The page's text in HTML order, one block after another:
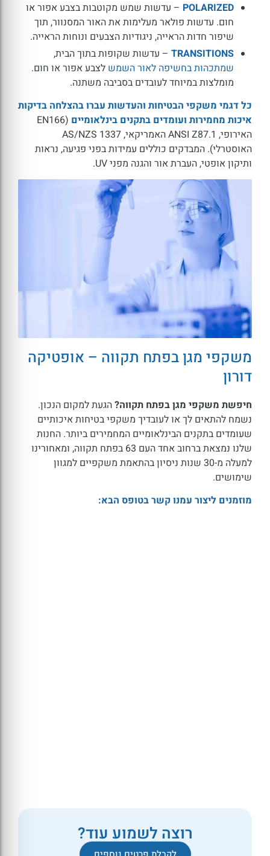
POLARIZED – עדשות שמש מקוטבות בצבע אפור או
חום. עדשות פולאר מעלימות את האור המסנוור, תוך
שיפור חדות הראייה, ניגודיות הצבעים ונוחות הראייה.
TRANSITIONS – עדשות שקופות בתוך הבית,
שמתכהות בחשיפה לאור השמש לצבע אפור או חום.
מומלצות במיוחד לעובדים בסביבה משתנה.
כל דגמי משקפי הבטיחות והעדשות עברו בהצלחה בדיקות
איכות מחמירות ועומדים בתקנים בינלאומיים (EN166
האירופי, ANSI Z87.1 האמריקאי, AS/NZS 1337
האוסטרלי). המבדקים כוללים עמידות בפני פגיעה, נראות
ותיקון אופטי, העברת אור והגנה מפני UV.
משקפי מגן בפתח תקווה – אופטיקה
דורון
חיפשת משקפי מגן בפתח תקווה?הגעת למקום הנכון.
נשמח להתאים לך או לעובדיך משקפי בטיחות איכותיים
שעומדים בתקנים הבינלאומיים המחמירים ביותר. החנות
שלנו נמצאת ברחוב אחד העם 63 בפתח תקווה, ומאחורינו
למעלה מ-30 שנות ניסיון בהתאמת משקפיים למגוון
שימושים.
מוזמנים ליצור עמנו קשר בטופס הבא:
רוצה לשמוע עוד?